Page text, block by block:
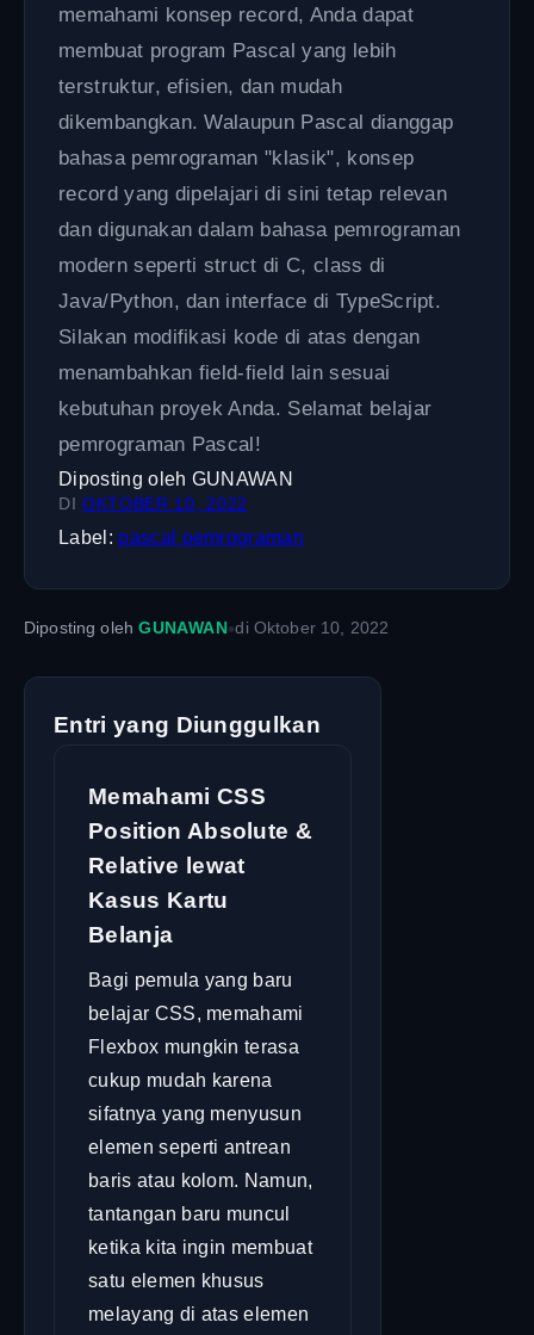
memahami konsep record, Anda dapat
membuat program Pascal yang lebih
terstruktur, efisien, dan mudah
dikembangkan. Walaupun Pascal dianggap
bahasa pemrograman "klasik", konsep
record yang dipelajari di sini tetap relevan
dan digunakan dalam bahasa pemrograman
modern seperti struct di C, class di
Java/Python, dan interface di TypeScript.
Silakan modifikasi kode di atas dengan
menambahkan field-field lain sesuai
kebutuhan proyek Anda. Selamat belajar
pemrograman Pascal!
Diposting oleh GUNAWAN
DIOKTOBER 10, 2022
Label: pascal pemrograman
Diposting olehGUNAWAN•di Oktober 10, 2022
Entri yang Diunggulkan
Memahami CSS
Position Absolute &
Relative lewat
Kasus Kartu
Belanja
Bagi pemula yang baru
belajar CSS, memahami
Flexbox mungkin terasa
cukup mudah karena
sifatnya yang menyusun
elemen seperti antrean
baris atau kolom. Namun,
tantangan baru muncul
ketika kita ingin membuat
satu elemen khusus
melayang di atas elemen